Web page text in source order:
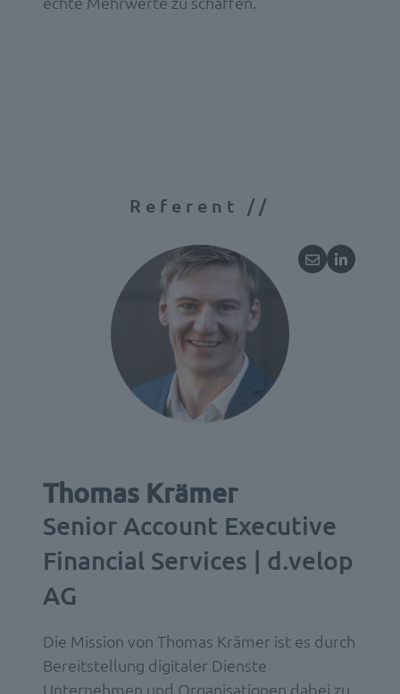
Referent //
Thomas Krämer
Senior Account Executive
Financial Services | d.velop
AG
Die Mission von Thomas Krämer ist es durch
Bereitstellung digitaler Dienste
Unternehmen und Organisationen dabei zu